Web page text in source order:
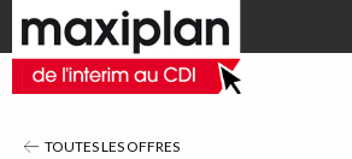
Aller directement à la navigation
Aller directement au contenu
OFFRES D'EMPLOI
DÉPOSER VOTRE CV
TOUTES LES OFFRES